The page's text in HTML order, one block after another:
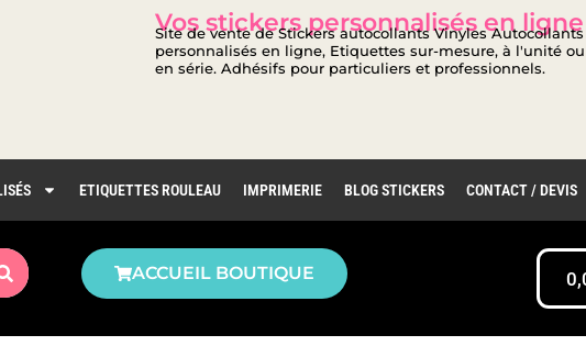
Vos stickers personnalisés en ligne
Site de vente de Stickers autocollants Vinyles Autocollants
personnalisés en ligne, Etiquettes sur-mesure, à l'unité ou
en série. Adhésifs pour particuliers et professionnels.
ETIQUETTES ROULEAU IMPRIMERIE BLOG STICKERS CONTACT / DEVIS
ACCUEIL BOUTIQUE